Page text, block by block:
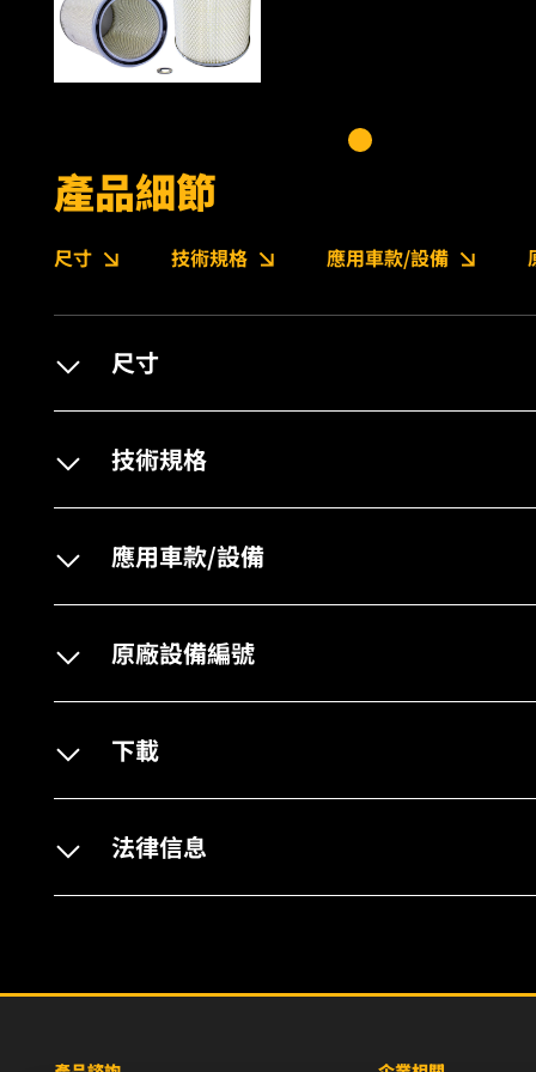
產品細節
尺寸 技術規格 應用車款/設備
尺寸
技術規格
應用車款/設備
原廠設備編號
下載
法律信息